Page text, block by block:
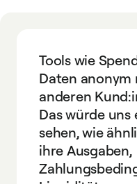
Tools wie
Daten anonym
anderen
Das würde
sehen, wie
ihre Ausgaben,